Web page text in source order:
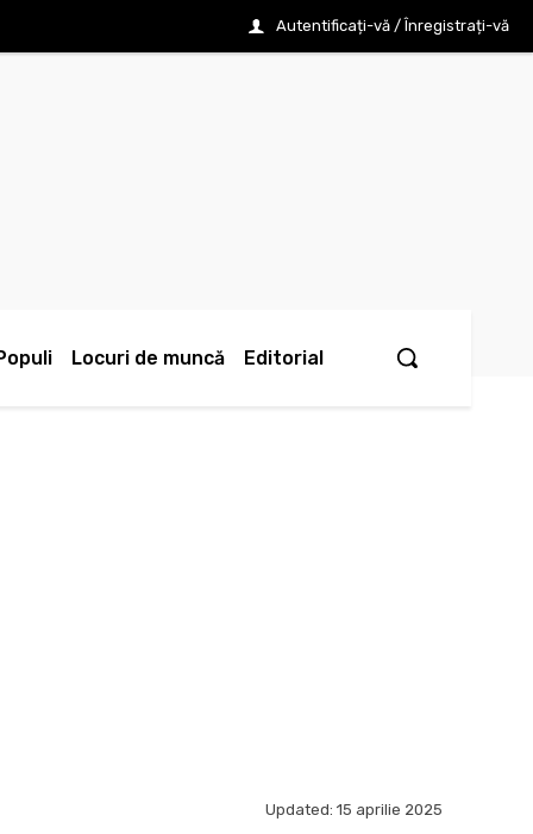
Autentificați-vă / Înregistrați-vă
Locuri de muncă Editorial
Updated: 15 aprilie 2025